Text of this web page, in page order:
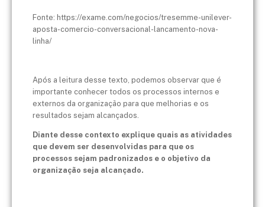
Fonte: https://exame.com/negocios/tresemme-unilever-
aposta-comercio-conversacional-lancamento-nova-
linha/
Após a leitura desse texto, podemos observar que é
importante conhecer todos os processos internos e
externos da organização para que melhorias e os
resultados sejam alcançados.
Diante desse contexto explique quais as atividades
que devem ser desenvolvidas para que os
processos sejam padronizados e o objetivo da
organização seja alcançado.